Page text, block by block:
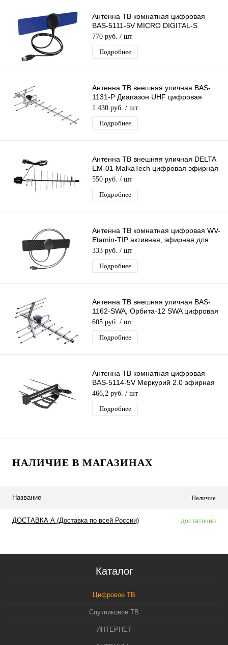
Антенна ТВ комнатная цифровая
BAS-5111-5V MICRO DIGITAL-S
эфирная для DVB-T2 телевидения
Рэмо
770 руб. / шт
Подробнее
Антенна ТВ внешняя уличная BAS-
1131-P Диапазон UHF цифровая
эфирная для DVB-T2 телевидения
Рэмо
1 430 руб. / шт
Подробнее
Антенна ТВ внешняя уличная DELTA
EM-01 MalkaTech цифровая эфирная
для DVB-T2 ТВ наружная
550 руб. / шт
Подробнее
Антенна ТВ комнатная цифровая WV-
Etamin-TIP активная, эфирная для
DVB-T2 телевидения
333 руб. / шт
Подробнее
Антенна ТВ внешняя уличная BAS-
1162-SWA, Орбита-12 SWA цифровая
эфирная для DVB-T2 ТВ
605 руб. / шт
Подробнее
Антенна ТВ комнатная цифровая
BAS-5114-5V Меркурий 2.0 эфирная
для DVB-T2 телевидения
466,2 руб. / шт
Подробнее
НАЛИЧИЕ В МАГАЗИНАХ
Название Наличие
ДОСТАВКА А (Доставка по всей России) достаточно
Каталог
Цифровое ТВ
Спутниковое ТВ
ИНТЕРНЕТ